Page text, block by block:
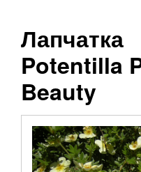
Лапчатка
Potentilla
Beauty